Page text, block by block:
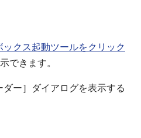
ックス起動ツールをクリック
できます。
ー］ダイアログを表示する